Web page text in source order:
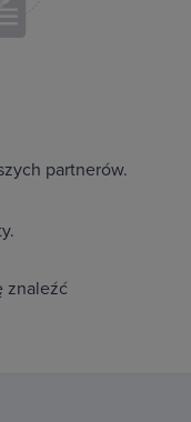
partnerów.
znaleźć